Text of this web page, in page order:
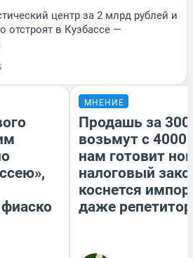
центр за 2 млрд рублей и
отстроят в Кузбассе —
МНЕНИЕ
Продашь за
возьмут с
нам готовит
налоговый
коснется
даже